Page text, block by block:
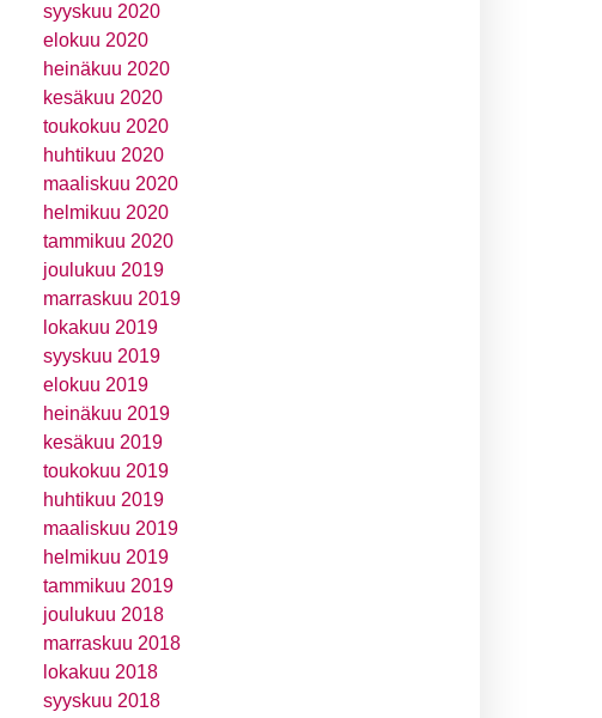
syyskuu 2020
elokuu 2020
heinäkuu 2020
kesäkuu 2020
toukokuu 2020
huhtikuu 2020
maaliskuu 2020
helmikuu 2020
tammikuu 2020
joulukuu 2019
marraskuu 2019
lokakuu 2019
syyskuu 2019
elokuu 2019
heinäkuu 2019
kesäkuu 2019
toukokuu 2019
huhtikuu 2019
maaliskuu 2019
helmikuu 2019
tammikuu 2019
joulukuu 2018
marraskuu 2018
lokakuu 2018
syyskuu 2018